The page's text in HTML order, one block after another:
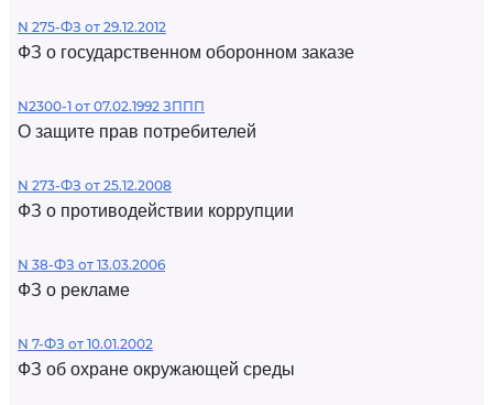
N 275-ФЗ от 29.12.2012
ФЗ о государственном оборонном заказе
N2300-1 от 07.02.1992 ЗППП
О защите прав потребителей
N 273-ФЗ от 25.12.2008
ФЗ о противодействии коррупции
N 38-ФЗ от 13.03.2006
ФЗ о рекламе
N 7-ФЗ от 10.01.2002
ФЗ об охране окружающей среды